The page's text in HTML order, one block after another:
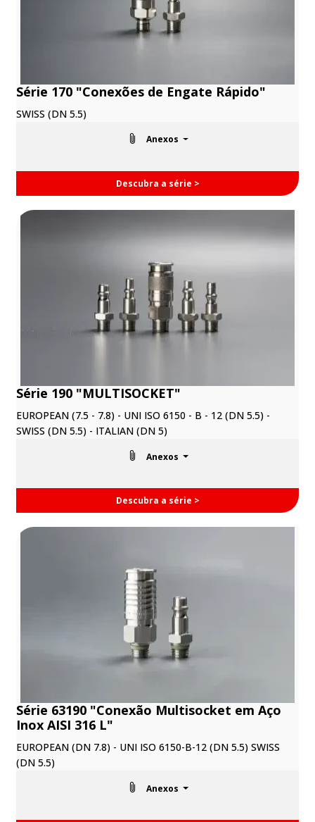
Série 170 "Conexões de Engate Rápido"
SWISS (DN 5.5)
Anexos
Descubra a série >
Série 190 "MULTISOCKET"
EUROPEAN (7.5 - 7.8) - UNI ISO 6150 - B - 12 (DN 5.5) -
SWISS (DN 5.5) - ITALIAN (DN 5)
Anexos
Descubra a série >
Série 63190 "Conexão Multisocket em Aço
Inox AISI 316 L"
EUROPEAN (DN 7.8) - UNI ISO 6150-B-12 (DN 5.5) SWISS
(DN 5.5)
Anexos